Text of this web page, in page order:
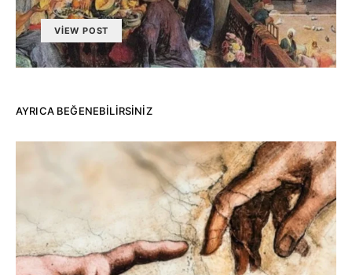
VIEW POST
AYRICA BEĞENEBILIRSINIZ